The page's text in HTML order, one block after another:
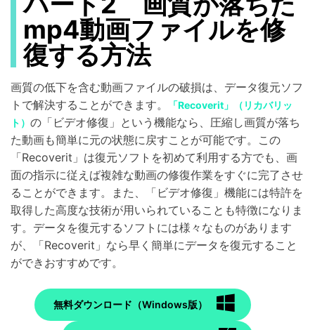
mp4動画ファイルを修
復する方法
画質の低下を含む動画ファイルの破損は、データ復元ソフ
トで解決することができます。
「Recoverit」（リカバリッ
ト） の「ビデオ修復」という機能なら、圧縮し画質が落ち
た動画も簡単に元の状態に戻すことが可能です。この
「Recoverit」は復元ソフトを初めて利用する方でも、画
面の指示に従えば複雑な動画の修復作業をすぐに完了させ
ることができます。また、「ビデオ修復」機能には特許を
取得した高度な技術が用いられていることも特徴になりま
す。データを復元するソフトには様々なものがあります
が、「Recoverit」なら早く簡単にデータを復元すること
ができおすすめです。
無料ダウンロード（Windows版）